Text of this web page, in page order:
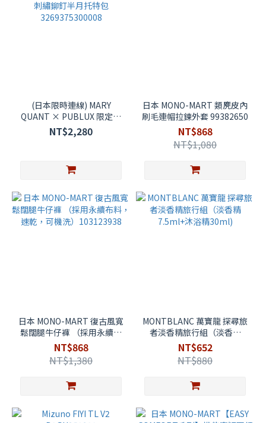
(日本限時連線) MARY
QUANT × PUBLUX 限定款
雛菊刺繡鉚釘半月托特包
3269375300008
NT$2,280
日本 MONO-MART 類麂皮內
刷毛連帽拉鍊外套 99382650
NT$868
NT$1,080
日本 MONO-MART 復古風寬
鬆闊腿牛仔褲 （採用永續布
料，速乾，可機洗）
103123938
NT$868
NT$1,380
MONTBLANC 萬寶龍 探尋旅
者淡香精旅行組（淡香精
7.5ml+沐浴精30ml)
NT$652
NT$880